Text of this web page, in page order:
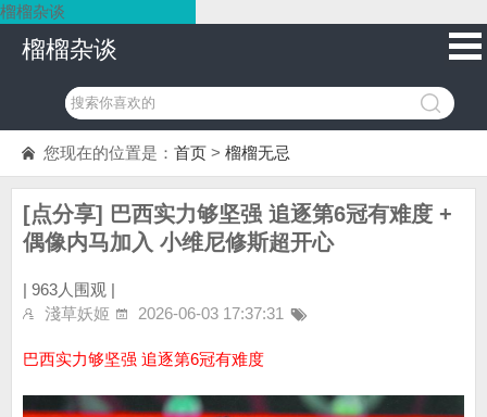
榴榴杂谈
榴榴杂谈
您现在的位置是： 首页 > 榴榴无忌
[点分享] 巴西实力够坚强 追逐第6冠有难度 +
偶像内马加入 小维尼修斯超开心
| 963人围观 |
淺草妖姬
2026-06-03 17:37:31
巴西实力够坚强 追逐第6冠有难度